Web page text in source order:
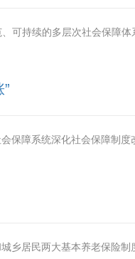
可持续的多层次社会保障
保障系统深化社会保障制
乡居民两大基本养老保险